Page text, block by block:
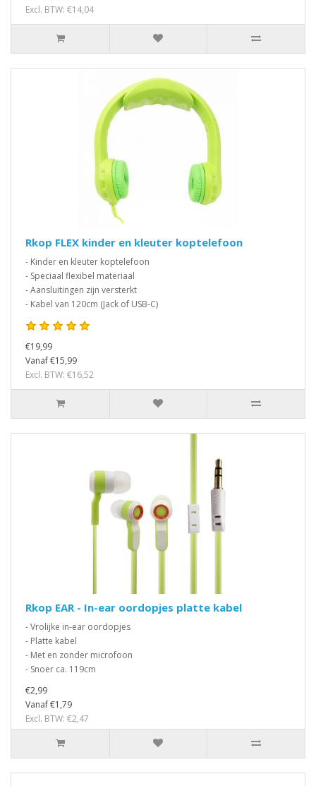
Excl. BTW: €14,04
Rkop FLEX kinder en kleuter koptelefoon
- Kinder en kleuter koptelefoon
- Speciaal flexibel materiaal
- Aansluitingen zijn versterkt
- Kabel van 120cm (Jack of USB-C)
€19,99
Vanaf €15,99
Excl. BTW: €16,52
Rkop EAR - In-ear oordopjes platte kabel
- Vrolijke in-ear oordopjes
- Platte kabel
- Met en zonder microfoon
- Snoer ca. 119cm
€2,99
Vanaf €1,79
Excl. BTW: €2,47